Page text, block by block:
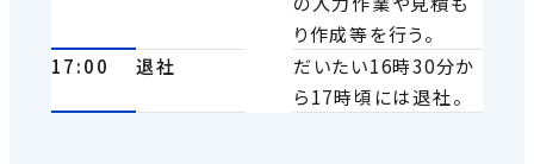
り作成等を行う。
17:00
退社
だいたい16時30分か
ら17時頃には退社。